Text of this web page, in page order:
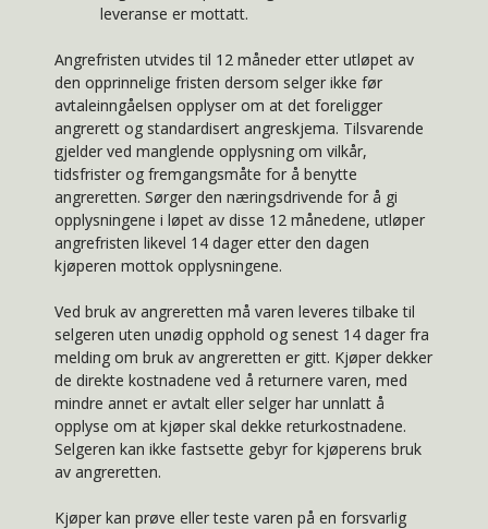
leveranse er mottatt.
Angrefristen utvides til 12 måneder etter utløpet av
den opprinnelige fristen dersom selger ikke før
avtaleinngåelsen opplyser om at det foreligger
angrerett og standardisert angreskjema. Tilsvarende
gjelder ved manglende opplysning om vilkår,
tidsfrister og fremgangsmåte for å benytte
angreretten. Sørger den næringsdrivende for å gi
opplysningene i løpet av disse 12 månedene, utløper
angrefristen likevel 14 dager etter den dagen
kjøperen mottok opplysningene.
Ved bruk av angreretten må varen leveres tilbake til
selgeren uten unødig opphold og senest 14 dager fra
melding om bruk av angreretten er gitt. Kjøper dekker
de direkte kostnadene ved å returnere varen, med
mindre annet er avtalt eller selger har unnlatt å
opplyse om at kjøper skal dekke returkostnadene.
Selgeren kan ikke fastsette gebyr for kjøperens bruk
av angreretten.
Kjøper kan prøve eller teste varen på en forsvarlig